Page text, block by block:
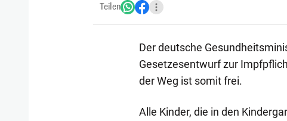
Teilen
Der deutsche
Gesetzesentwurf zur
der Weg ist somit frei.
Alle Kinder, die in den